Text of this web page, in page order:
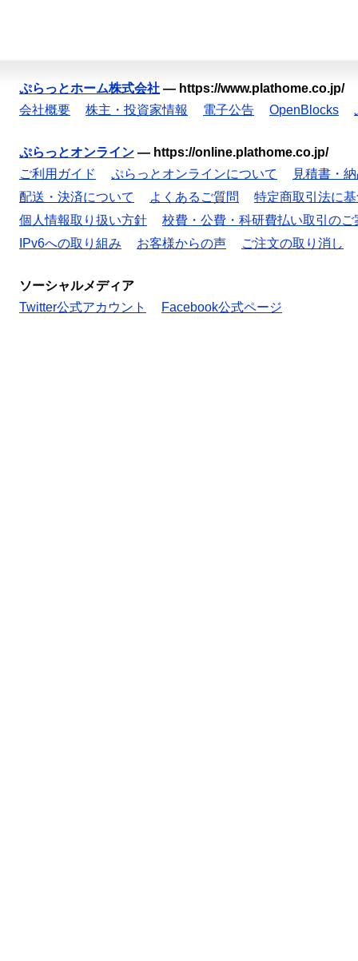
ぷらっとホーム株式会社 — https://www.plathome.co.jp/
会社概要
株主・投資家情報 電子公告 OpenBlocks
ぷらっとオンライン — https://online.plathome.co.jp/
ご利用ガイド
ぷらっとオンラインについて
見積書・
配送・決済について
よくあるご質問
特定商取引法に
個人情報取り扱い方針
校費・公費・科研費払い取引のご
IPv6への取り組み
お客様からの声 ご注文の取り消し
ソーシャルメディア
Twitter公式アカウント
Facebook公式ページ